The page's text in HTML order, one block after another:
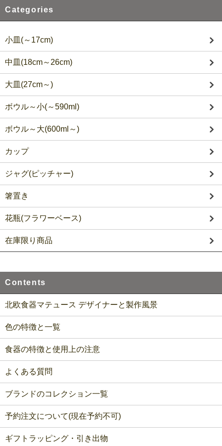
Categories
小皿(～17cm)
中皿(18cm～26cm)
大皿(27cm～)
ボウル～小(～590ml)
ボウル～大(600ml～)
カップ
ジャグ(ピッチャー)
箸置き
花瓶(フラワーベース)
在庫限り商品
Contents
北欧食器マテュース デザイナーと製作風景
色の特徴と一覧
食器の特徴と使用上の注意
よくある質問
ブランドのコレクション一覧
予約注文について(現在予約不可)
ギフトラッピング・引き出物